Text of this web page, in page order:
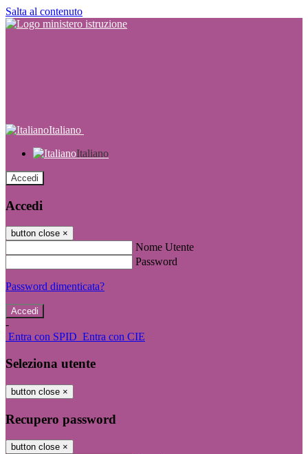
Salta al contenuto
Italiano
Italiano
Accedi
Accedi
button close ×
Nome Utente
Password
Password dimenticata?
-
Entra con SPID Entra con CIE
Seleziona utente
button close ×
Recupero password
button close ×